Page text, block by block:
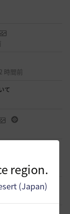
region.
(Japan)
時間前
て